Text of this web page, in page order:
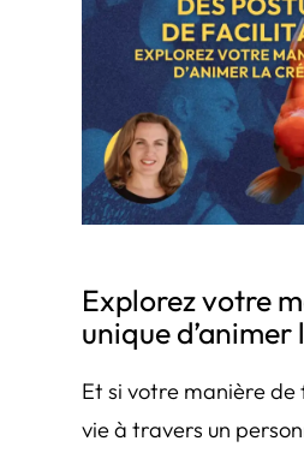
Explorez votre
unique
Et si votre manière
vie à travers un